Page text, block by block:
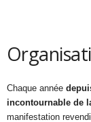
Chaque année
incontournable de
manifestation